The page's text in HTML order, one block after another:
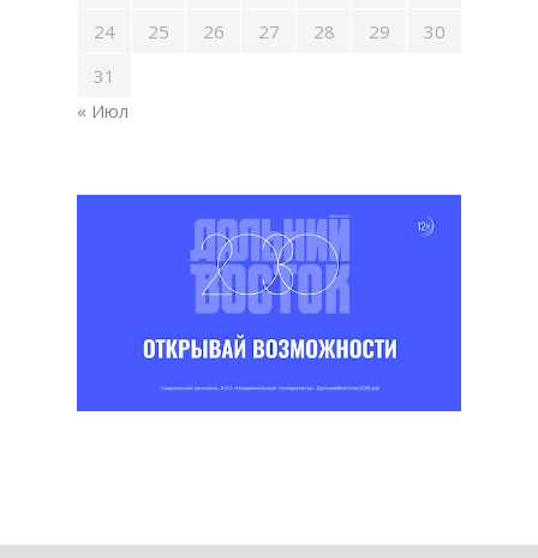
24
25 26 27 28 29
30
31
« Июл